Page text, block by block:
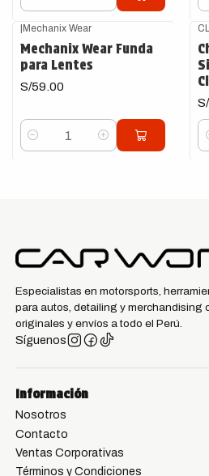
Cantidad
|Mechanix Wear
Mechanix Wear Funda
para Lentes
S/59.00
Cantidad
Especialistas en motorsports,
para autos, detailing y merchandising
originales y envíos a todo el Perú.
Síguenos
Información
Nosotros
Contacto
Ventas Corporativas
Términos y Condiciones